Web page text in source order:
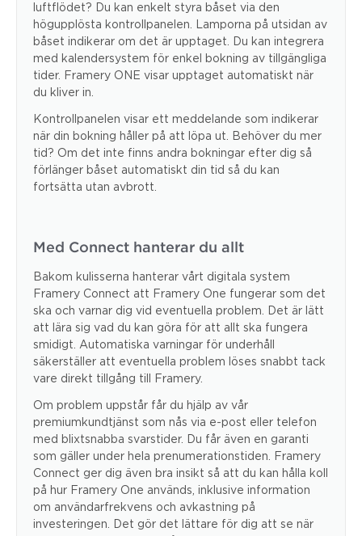
luftflödet? Du kan enkelt styra båset via den
högupplösta kontrollpanelen. Lamporna på utsidan av
båset indikerar om det är upptaget. Du kan integrera
med kalendersystem för enkel bokning av tillgängliga
tider. Framery ONE visar upptaget automatiskt när
du kliver in.
Kontrollpanelen visar ett meddelande som indikerar
när din bokning håller på att löpa ut. Behöver du mer
tid? Om det inte finns andra bokningar efter dig så
förlänger båset automatiskt din tid så du kan
fortsätta utan avbrott.
Med Connect hanterar du allt
Bakom kulisserna hanterar vårt digitala system
Framery Connect att Framery One fungerar som det
ska och varnar dig vid eventuella problem. Det är lätt
att lära sig vad du kan göra för att allt ska fungera
smidigt. Automatiska varningar för underhåll
säkerställer att eventuella problem löses snabbt tack
vare direkt tillgång till Framery.
Om problem uppstår får du hjälp av vår
premiumkundtjänst som nås via e-post eller telefon
med blixtsnabba svarstider. Du får även en garanti
som gäller under hela prenumerationstiden. Framery
Connect ger dig även bra insikt så att du kan hålla koll
på hur Framery One används, inklusive information
om användarfrekvens och avkastning på
investeringen. Det gör det lättare för dig att se när